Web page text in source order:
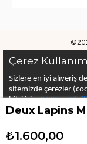
Bu sitenin
Çerez
Sizlere en iyi alıveriş
sitemizde çerezler
bilgi için KVKK ve
Politika larını
₺1.600,00